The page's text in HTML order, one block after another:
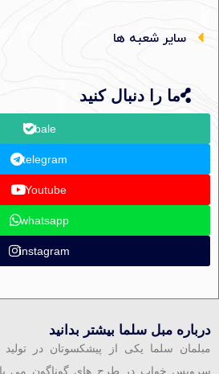
سایر شعبه ها
ما را دنبال کنید
bale
telegram
Youtube
whatsapp
instagram
درباره مبل سلما بیشتر بدانید
مبلمان سلما یکی از پیشکسوتان در
سرویس خواب در طرح های گوناگون می